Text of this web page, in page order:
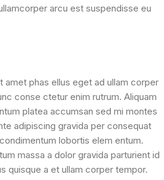
arcu est suspendisse eu
amet phas ellus eget ad ullam corper
conse ctetur enim rutrum. Aliquam
platea accumsan sed mi montes
adipiscing gravida per consequat
lobortis elem entum.
massa a dolor gravida parturient id
quisque a et ullam corper tempor.